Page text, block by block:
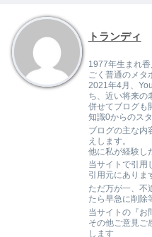
トランディ
1977年生まれ香
ごく普通のメタ
2021年4月、
ち、近い将来の
併せてブログも
知識0からのス
ブログの主な内
えします。
他に私が経験し
当サイトで引用
引用元にありま
ただ万が一、不
たら早急に削除
当サイトの『お
その他ご意見ご
します